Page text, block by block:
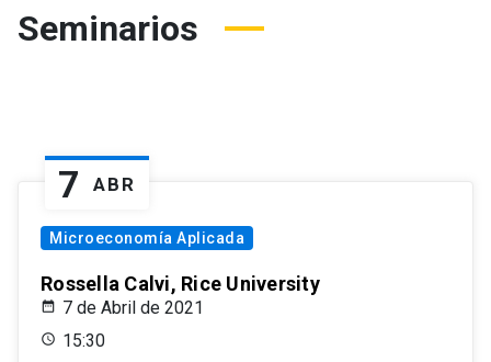
Seminarios
7 ABR
Microeconomía Aplicada
Rossella Calvi, Rice University
7 de Abril de 2021
15:30